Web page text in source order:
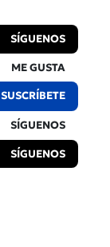
SÍGUENOS
ME GUSTA
SUSCRÍBETE
SÍGUENOS
SÍGUENOS